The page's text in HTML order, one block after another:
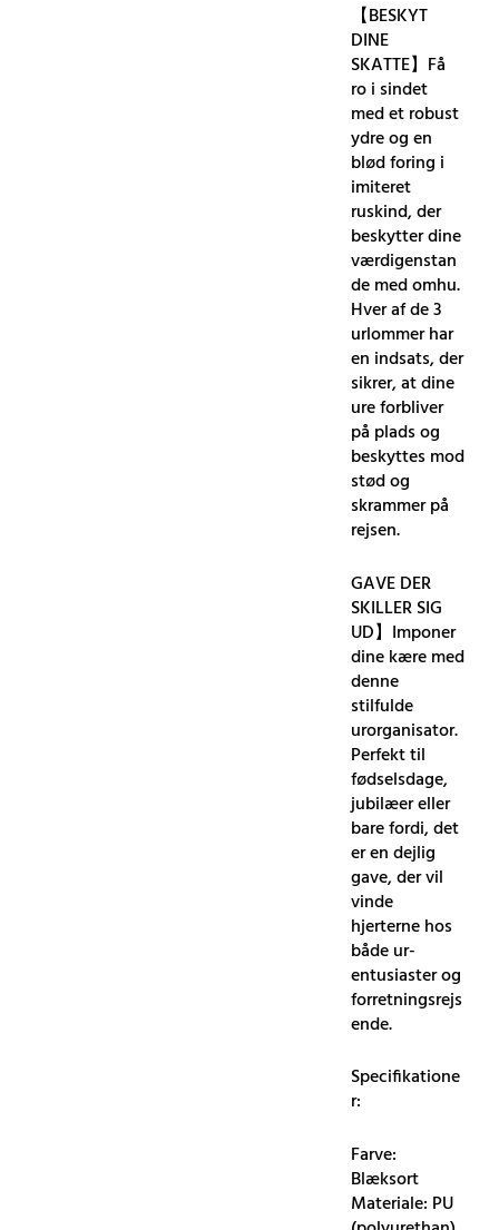
【BESKYT
DINE
SKATTE】Få
ro i sindet
med et robust
ydre og en
blød foring i
imiteret
ruskind, der
beskytter dine
værdigenstan
de med omhu.
Hver af de 3
urlommer har
en indsats, der
sikrer, at dine
ure forbliver
på plads og
beskyttes mod
stød og
skrammer på
rejsen.
GAVE DER
SKILLER SIG
UD】Imponer
dine kære med
denne
stilfulde
urorganisator.
Perfekt til
fødselsdage,
jubilæer eller
bare fordi, det
er en dejlig
gave, der vil
vinde
hjerterne hos
både ur-
entusiaster og
forretningsrejs
ende.
Specifikatione
r:
Farve:
Blæksort
Materiale: PU